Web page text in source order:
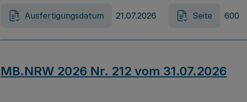
Ausfertigungsdatum 21.07.2026 Seite 600
MB.NRW 2026 Nr. 212 vom 31.07.2026